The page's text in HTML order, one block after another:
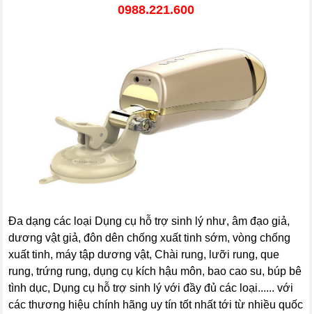
0988.221.600
Đa dạng các loại Dụng cụ hỗ trợ sinh lý như, âm đạo giả,
dương vật giả, đôn dên chống xuất tinh sớm, vòng chống
xuất tinh, máy tập dương vật, Chài rung, lưỡi rung, que
rung, trứng rung, dụng cụ kích hậu môn, bao cao su, búp bê
tình dục, Dụng cụ hỗ trợ sinh lý với đầy đủ các loại...... với
các thương hiệu chính hãng uy tín tốt nhất tới từ nhiều quốc